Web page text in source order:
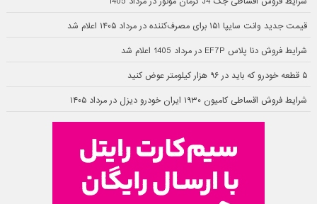
قیمت جدید وانت سایپا ۱۵۱ برای مصرف‌کننده در مرداد ۱۴۰۵ اعلام شد
شرایط فروش دنا پلاس EF7P در مرداد 1405 اعلام شد
۵ قطعه خودرو که باید در ۹۶ هزار کیلومتر عوض کنید
شرایط فروش اقساطی کامیون ۱۹۳۰ ایران خودرو دیزل در مرداد ۱۴۰۵